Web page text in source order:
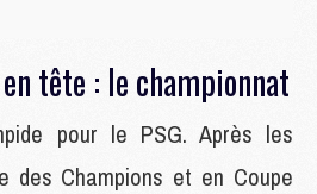
tête : le championnat
pour le PSG. Après les
des Champions et en Coupe